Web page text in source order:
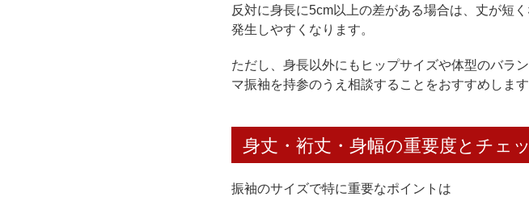
反対に身長に5cm以上の差がある場合は、丈が短
発生しやすくなります。
ただし、身長以外にもヒップサイズや体型のバラ
マ振袖を持参のうえ相談することをおすすめします
身丈・裄丈・身幅の重要度とチェ
振袖のサイズで特に重要なポイントは